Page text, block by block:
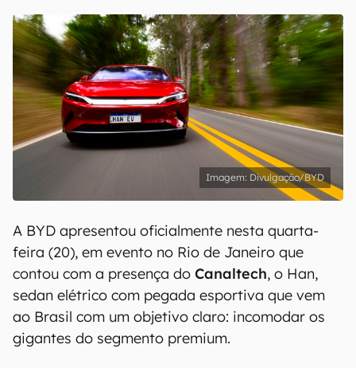
Divulgação/BYD
A BYD apresentou oficialmente nesta quarta-
feira (20), em evento no Rio de Janeiro que
contou com a presença do Canaltech, o Han,
sedan elétrico com pegada esportiva que vem
ao Brasil com um objetivo claro: incomodar os
gigantes do segmento premium.